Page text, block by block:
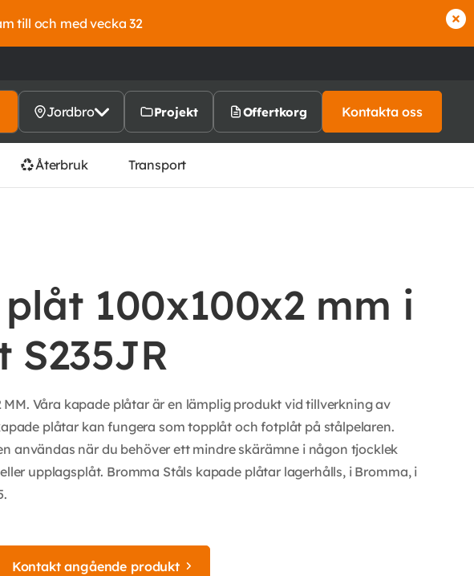
till och med vecka 32
Jordbro Projekt Offertkorg Kontakta oss
Återbruk Transport
100x100x2 mm i
S235JR
MM. Våra kapade plåtar är en lämplig produkt vid tillverkning av
plåtar kan fungera som topplåt och fotplåt på stålpelaren.
användas när du behöver ett mindre skärämne i någon tjocklek
upplagsplåt. Bromma Ståls kapade plåtar lagerhålls, i Bromma, i
Kontakt angående produkt